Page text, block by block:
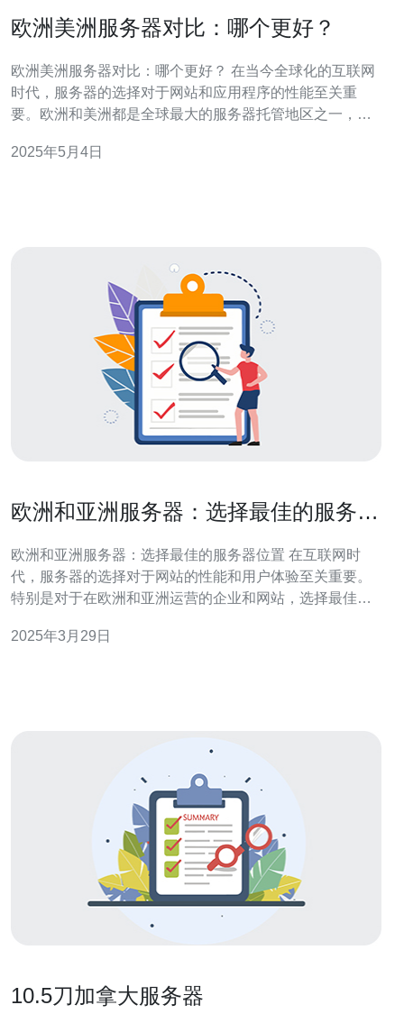
欧洲美洲服务器对比：哪个更好？
欧洲美洲服务器对比：哪个更好？ 在当今全球化的互联网
时代，服务器的选择对于网站和应用程序的性能至关重
要。欧洲和美洲都是全球最大的服务器托管地区之一，但
行比较，帮助您做出明智的选择。 欧洲服务器通常在欧洲
2025年5月4日
欧洲和亚洲服务器：选择最佳的服务器
欧洲和亚洲服务器：选择最佳的服务器位置 在互联网时
代，服务器的选择对于网站的性能和用户体验至关重要。
特别是对于在欧洲和亚洲运营的企业和网站，选择最佳的
洲和亚洲服务器的优势和选择最佳服务器位置的因素。 欧
2025年3月29日
10.5刀加拿大服务器